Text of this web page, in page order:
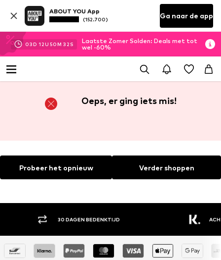
ABOUT YOU App
(152.700) Ga naar de app
03D 12U 50M 31 S
Laatste Zomer Solden: Deals met tot
wel -60%
Oeps, er ging iets mis!
Probeer het opnieuw Verder shoppen
30 DAGEN BEDENKTIJD